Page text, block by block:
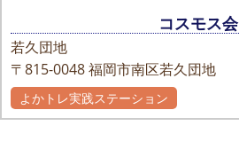
コスモス会
若久団地
〒815-0048福岡市南区若久団地
よかトレ実践ステーション